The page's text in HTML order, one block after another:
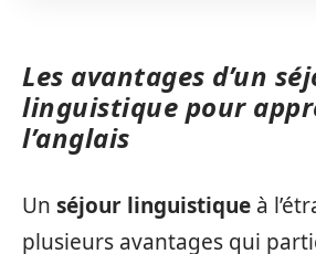
Les avantages d’un
linguistique pour
l’anglais
Un séjour linguistique à
plusieurs avantages qui